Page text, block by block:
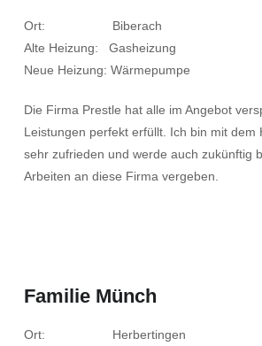
Ort: Biberach
Alte Heizung: Gasheizung
Neue Heizung: Wärmepumpe
Die Firma Prestle hat alle im Angebot
Leistungen perfekt erfüllt. Ich bin mit dem
sehr zufrieden und werde auch zukünftig
Arbeiten an diese Firma vergeben.
Familie Münch
Ort: Herbertingen